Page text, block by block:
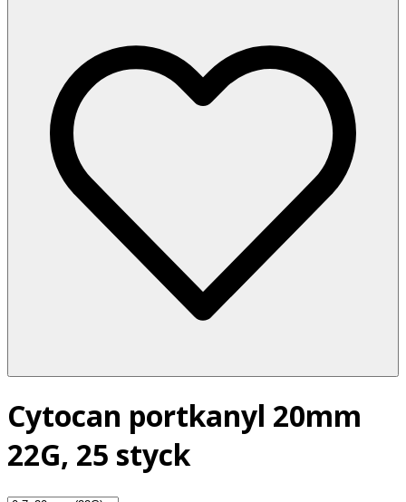
Cytocan portkanyl 20mm
22G, 25 styck